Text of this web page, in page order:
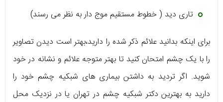
تاری دید ( خطوط مستقیم موج دار به نظر می رسند)
برای اینکه بدانید علائم ذکر شده را دارید،بهتر است دیدن تصاویر
را با یک چشم امتحان کنید تا بهتر متوجه علائم و نشانه در خود
شوید. اگر تردید به داشتن بیماری های شبکیه چشم خود را
دارید به بهترین دکتر شبکیه چشم در تهران یا در نزدیک محل